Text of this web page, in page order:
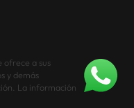
ofrece a sus
y demás
La información